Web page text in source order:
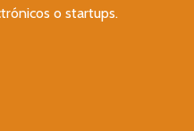
o startups.